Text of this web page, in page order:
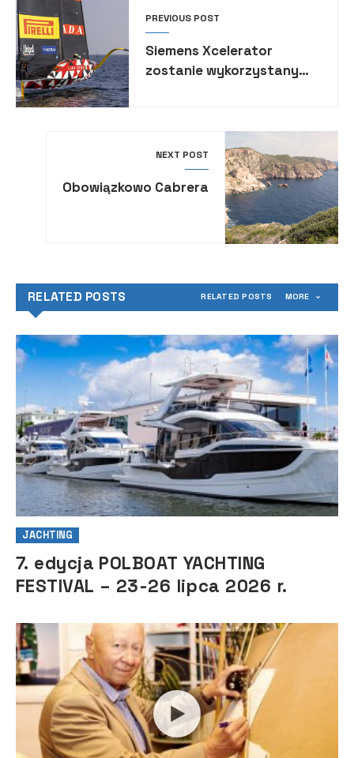
PREVIOUS POST
Siemens Xcelerator
zostanie wykorzystany
jachtu Pucharu Ameryki
NEXT POST
Obowiązkowo Cabrera
RELATED POSTS RELATED POSTS MORE
JACHTING
7. edycja POLBOAT YACHTING
FESTIVAL – 23-26 lipca 2026 r.